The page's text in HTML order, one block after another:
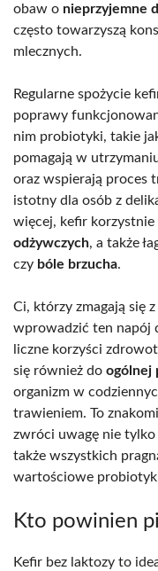
obaw o nieprzyjemne
często towarzyszą
mlecznych.
Regularne spożycie
poprawy
nim probiotyki, takie
pomagają w
oraz wspierają proces
istotny dla osób z
więcej, kefir korzystnie
odżywczych, a także
czy bóle brzucha.
Ci, którzy zmagają się
wprowadzić ten napój
liczne korzyści
się również do ogólnej
organizm w
trawieniem. To
zwróci uwagę nie
także wszystkich
wartościowe
Kto powinien
Kefir bez laktozy to